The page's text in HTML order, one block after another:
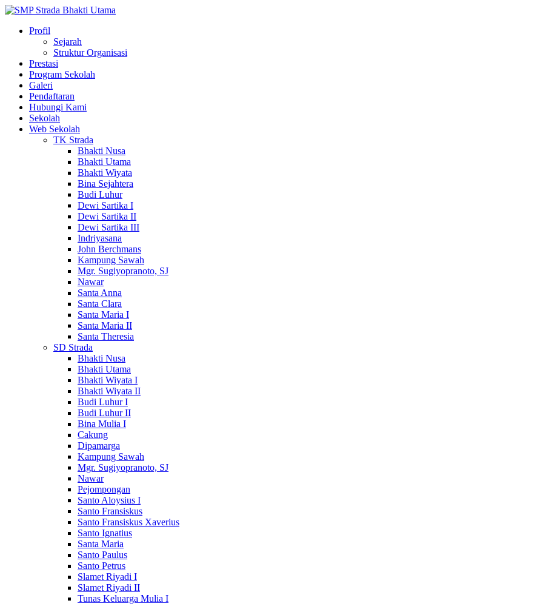
Profil
Sejarah
Struktur Organisasi
Prestasi
Program Sekolah
Galeri
Pendaftaran
Hubungi Kami
Sekolah
Web Sekolah
TK Strada
Bhakti Nusa
Bhakti Utama
Bhakti Wiyata
Bina Sejahtera
Budi Luhur
Dewi Sartika I
Dewi Sartika II
Dewi Sartika III
Indriyasana
John Berchmans
Kampung Sawah
Mgr. Sugiyopranoto, SJ
Nawar
Santa Anna
Santa Clara
Santa Maria I
Santa Maria II
Santa Theresia
SD Strada
Bhakti Nusa
Bhakti Utama
Bhakti Wiyata I
Bhakti Wiyata II
Budi Luhur I
Budi Luhur II
Bina Mulia I
Cakung
Dipamarga
Kampung Sawah
Mgr. Sugiyopranoto, SJ
Nawar
Pejompongan
Santo Aloysius I
Santo Fransiskus
Santo Fransiskus Xaverius
Santo Ignatius
Santa Maria
Santo Paulus
Santo Petrus
Slamet Riyadi I
Slamet Riyadi II
Tunas Keluarga Mulia I